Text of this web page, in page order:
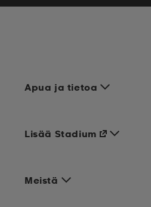
Apua ja tietoa
Meistä
Lisää Stadium